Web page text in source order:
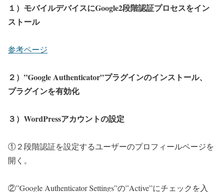
１）モバイルデバイスにGoogle2段階認証プロセスをイン
ストール
参考ページ
２）”Google Authenticator”プラグインのインストール、
プラグインを有効化
３）WordPressアカウントの設定
①２段階認証を設定するユーザーのプロフィールページを
開く。
②”Google Authenticator Settings”の”Active”にチェックを入